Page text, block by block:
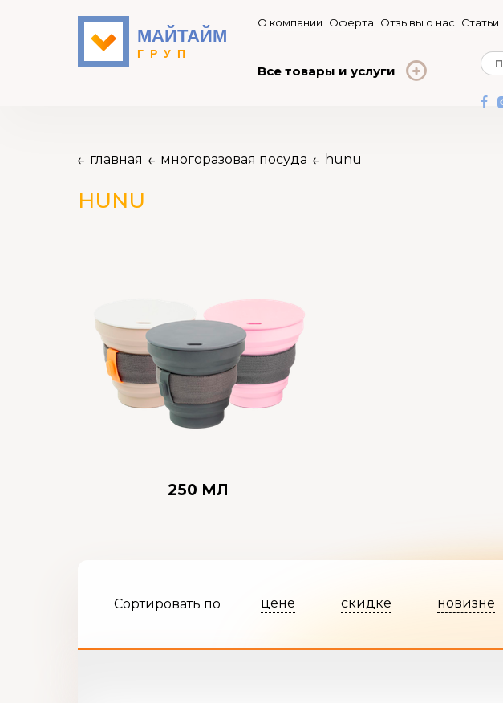
О компании Оферта Отзывы о нас Статьи
Все товары и услуги
главная многоразовая посуда hunu
HUNU
250 МЛ
Сортировать по цене скидке новизне